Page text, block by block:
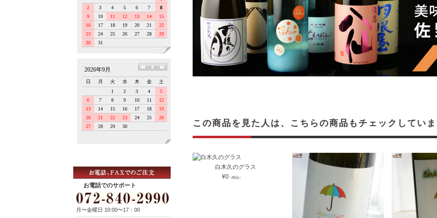
お電話でのサポート
月〜金曜日 10:00〜17：00
この商品を見た人は、こちらの商品もチェックしてい
白木久のグラス
¥0（税込）